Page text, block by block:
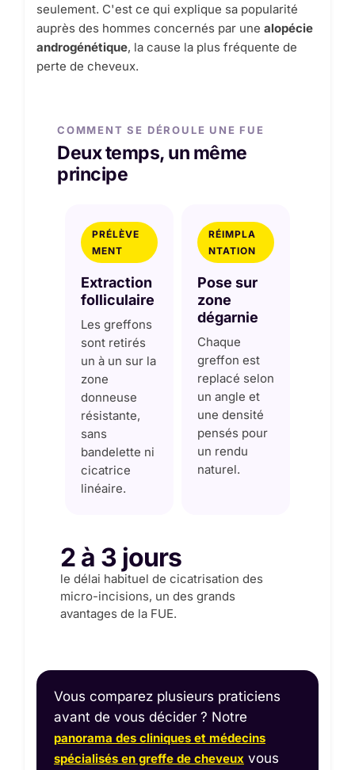
seulement. C'est ce qui explique sa popularité
auprès des hommes concernés par une alopécie
androgénétique, la cause la plus fréquente de
perte de cheveux.
COMMENT SE DÉROULE UNE FUE
Deux temps, un même
principe
PRÉLÈVE
MENT
Extraction
folliculaire
Les greffons
sont retirés
un à un sur la
zone
donneuse
résistante,
sans
bandelette ni
cicatrice
linéaire.
RÉIMPLA
NTATION
Pose sur
zone
dégarnie
Chaque
greffon est
replacé selon
un angle et
une densité
pensés pour
un rendu
naturel.
2 à 3 jours
le délai habituel de cicatrisation des
micro-incisions, un des grands
avantages de la FUE.
Vous comparez plusieurs praticiens
avant de vous décider ? Notre
panorama des cliniques et médecins
spécialisés en greffe de cheveux vous